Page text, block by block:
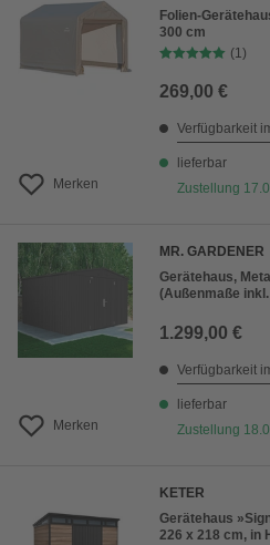
Merken
Folien-
300 cm
(1)
269,00 €
Verfügbarkeit
lieferbar
Zustellung
Merken
MR. GARDENER
Gerätehaus,
(Außenmaße
1.299,00 €
Verfügbarkeit
lieferbar
Zustellung
KETER
Gerätehaus
226 x 218 cm, in